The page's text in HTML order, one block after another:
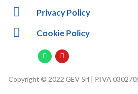
Privacy Policy
Cookie Policy
Copyright © 2022 GEV Srl | P.IVA